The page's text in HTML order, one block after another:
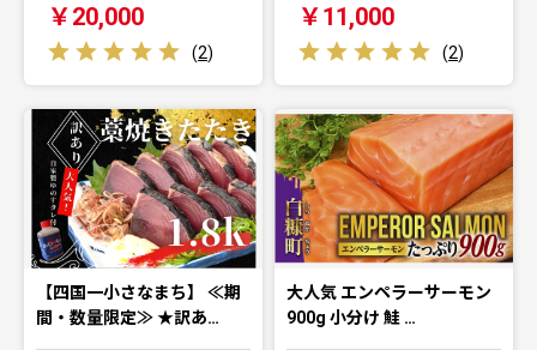
￥20,000
(2)
￥11,000
(2)
【四国一小さなまち】 ≪期
間・数量限定≫ ★訳あ…
大人気 エンペラーサーモン
900g 小分け 鮭 …